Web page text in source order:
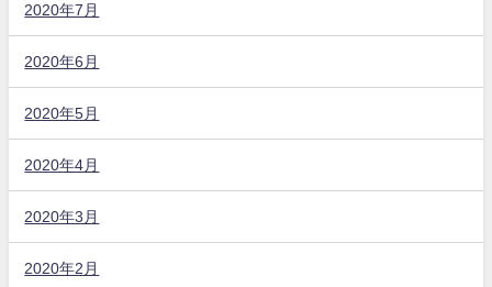
2020年7月
2020年6月
2020年5月
2020年4月
2020年3月
2020年2月